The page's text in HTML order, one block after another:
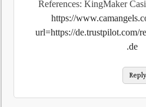
References: KingMaker
https://
url=https://de.trustpilot.com/
.de
Reply